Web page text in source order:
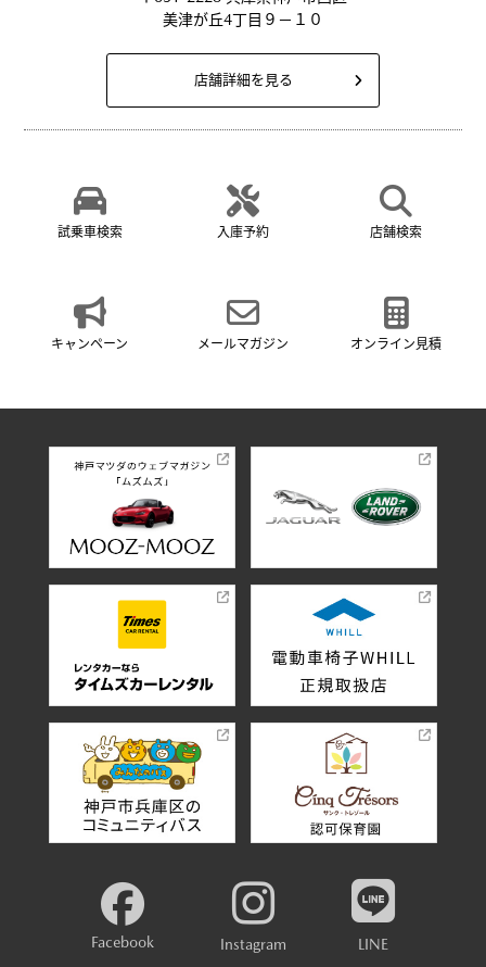
美津が丘4丁目９－１０
店舗詳細を見る
試乗車検索 入庫予約 店舗検索
キャンペーン メールマガジン オンライン見積
Facebook Instagram LINE